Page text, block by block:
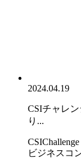
2024.04.19
CSIチャレ
り...
CSIChallenge
ビジネスコ